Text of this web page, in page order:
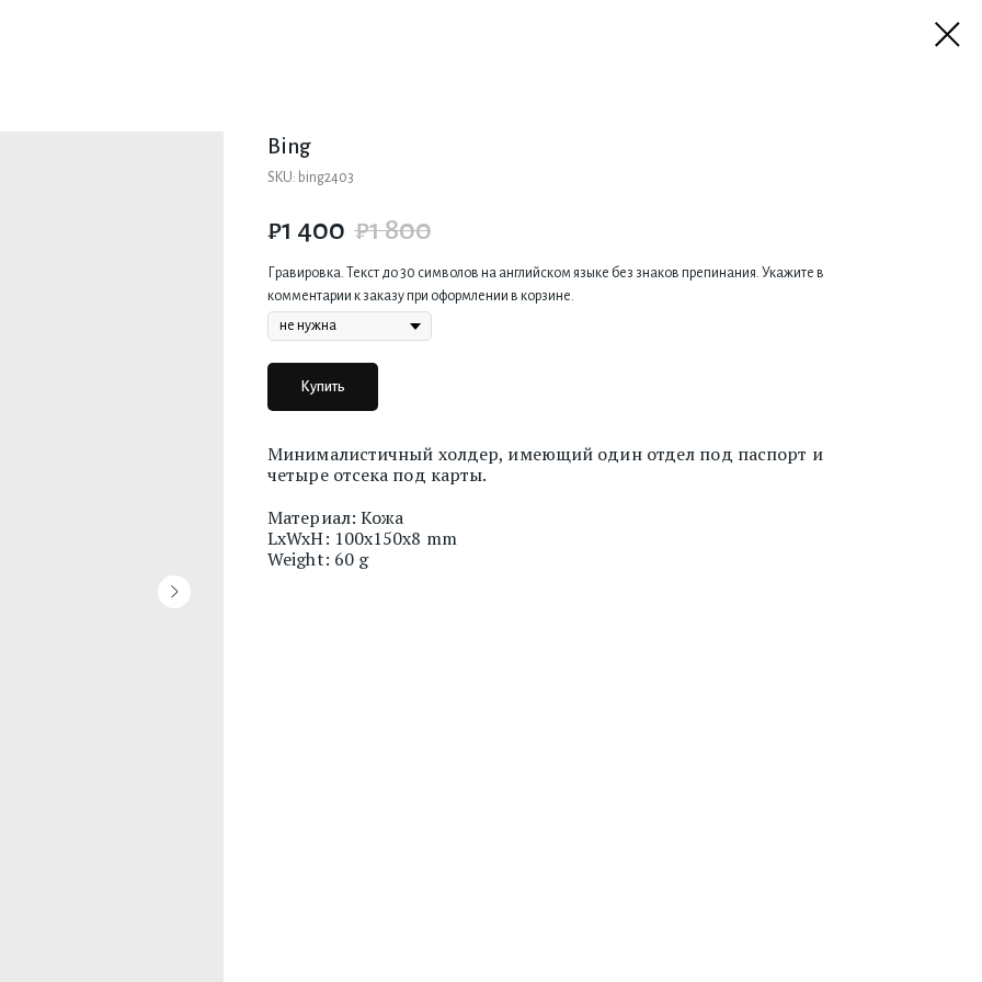
Bing
SKU: bing2403
₽1 400 ₽1 800
Гравировка. Текст до 30 символов на английском языке без знаков препинания. Укажите в
комментарии к заказу при оформлении в корзине.
Купить
Минималистичный холдер, имеющий один отдел под паспорт и
четыре отсека под карты.
Материал: Кожа
LxWxH: 100x150x8 mm
Weight: 60 g